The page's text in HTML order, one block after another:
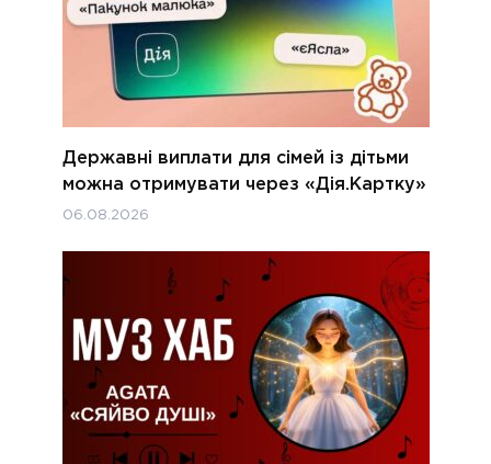
Державні виплати для сімей із дітьми
можна отримувати через «Дія.Картку»
06.08.2026